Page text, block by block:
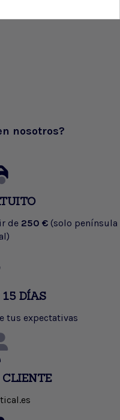
nosotros?
de 250 € (solo península
15 DÍAS
tus expectativas